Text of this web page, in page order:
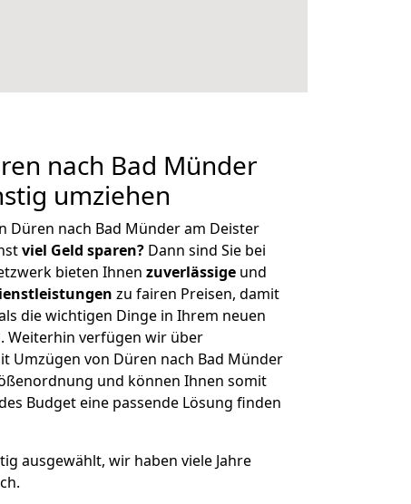
nach Bad Münder
umziehen
Düren nach Bad Münder am Deister
viel Geld sparen? Dann sind Sie bei
bieten Ihnen zuverlässige und
zu fairen Preisen, damit
die wichtigen Dinge in Ihrem neuen
Weiterhin verfügen wir über
Umzügen von Düren nach Bad Münder
und können Ihnen somit
Budget eine passende Lösung finden
ausgewählt, wir haben viele Jahre